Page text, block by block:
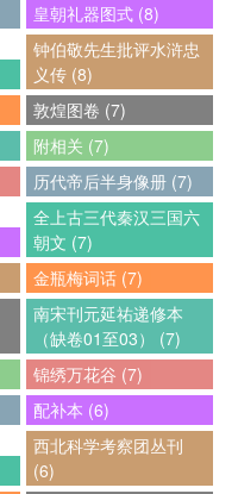
皇朝礼器图式 (8)
钟伯敬先生批评水浒忠
义传 (8)
敦煌图卷 (7)
附相关 (7)
历代帝后半身像册 (7)
全上古三代秦汉三国六
朝文 (7)
金瓶梅词话 (7)
南宋刊元延祐递修本
（缺卷01至03） (7)
锦绣万花谷 (7)
配补本 (6)
西北科学考察团丛刊
(6)